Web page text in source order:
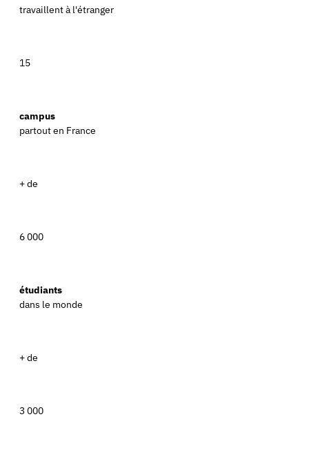
travaillent à l'étranger
15
campus
partout en France
+ de
6 000
étudiants
dans le monde
+ de
3 000